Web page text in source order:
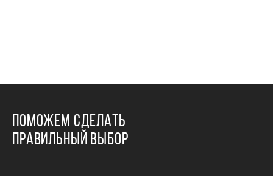
ПОМОЖЕМ СДЕЛАТЬ
ПРАВИЛЬНЫЙ ВЫБОР